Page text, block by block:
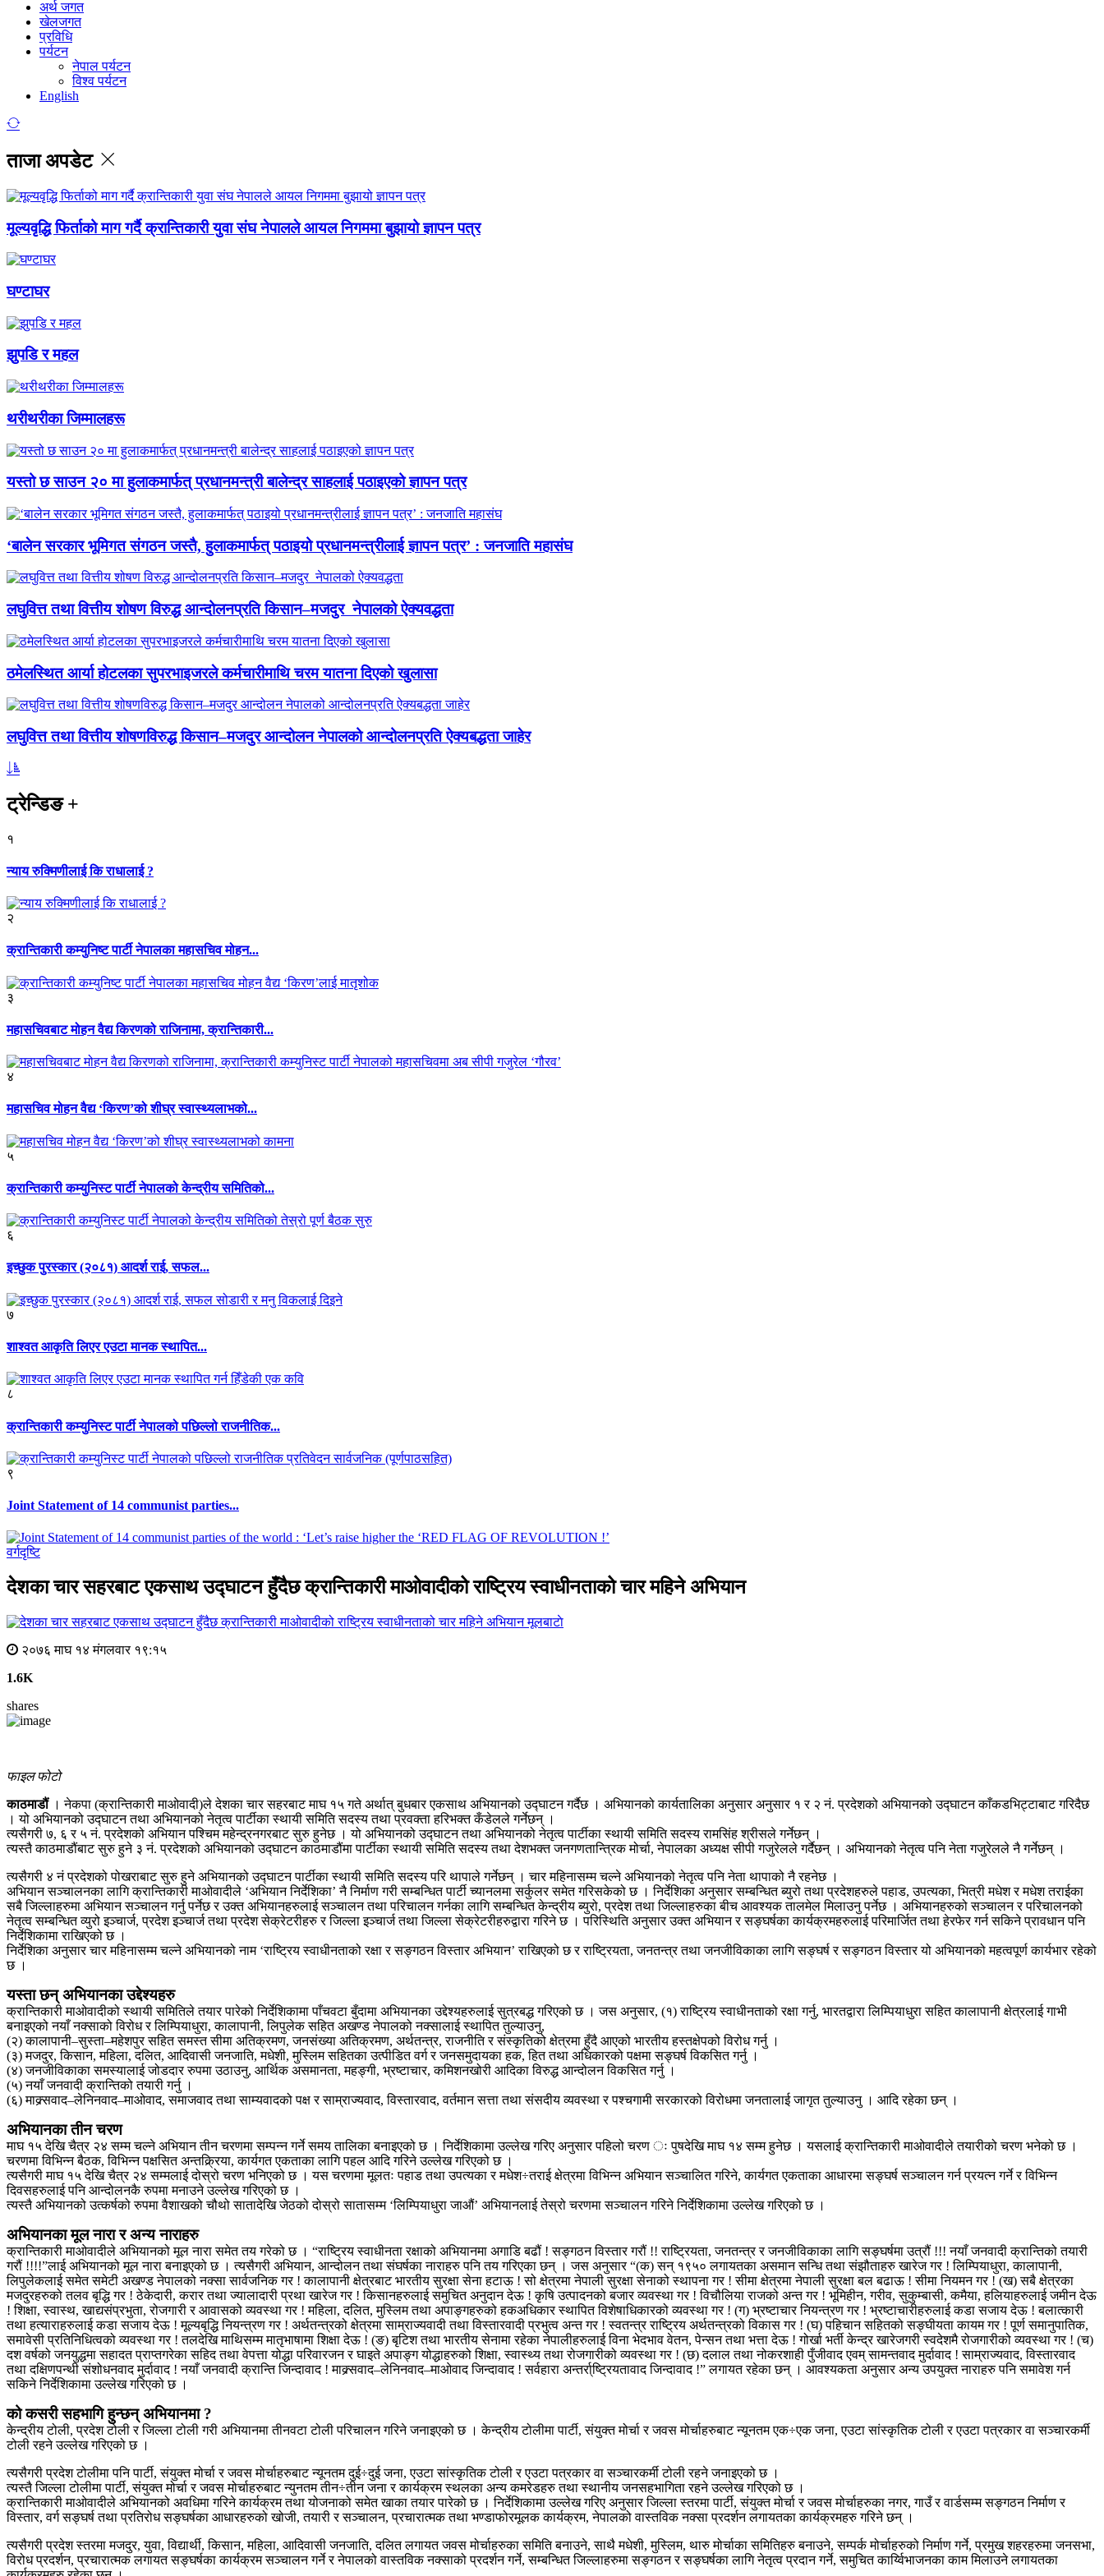
अर्थ जगत
खेलजगत
प्रविधि
पर्यटन
नेपाल पर्यटन
विश्व पर्यटन
English
ताजा अपडेट
मूल्यवृद्धि फिर्ताको माग गर्दै क्रान्तिकारी युवा संघ नेपालले आयल निगममा बुझायो ज्ञापन पत्र
घण्टाघर
झुपडि र महल
थरीथरीका जिम्मालहरू
यस्तो छ साउन २० मा हुलाकमार्फत् प्रधानमन्त्री बालेन्द्र साहलाई पठाइएको ज्ञापन पत्र
‘बालेन सरकार भूमिगत संगठन जस्तै, हुलाकमार्फत् पठाइयो प्रधानमन्त्रीलाई ज्ञापन पत्र’ : जनजाति महासंघ
लघुवित्त तथा वित्तीय शोषण विरुद्ध आन्दोलनप्रति किसान–मजदुर नेपालको ऐक्यवद्धता
ठमेलस्थित आर्या होटलका सुपरभाइजरले कर्मचारीमाथि चरम यातना दिएको खुलासा
लघुवित्त तथा वित्तीय शोषणविरुद्ध किसान–मजदुर आन्दोलन नेपालको आन्दोलनप्रति ऐक्यबद्धता जाहेर
ट्रेन्डिङ+
१
न्याय रुक्मिणीलाई कि राधालाई ?
२
क्रान्तिकारी कम्युनिष्ट पार्टी नेपालका महासचिव मोहन...
३
महासचिवबाट मोहन वैद्य किरणको राजिनामा, क्रान्तिकारी...
४
महासचिव मोहन वैद्य ‘किरण’को शीघ्र स्वास्थ्यलाभको...
५
क्रान्तिकारी कम्युनिस्ट पार्टी नेपालको केन्द्रीय समितिको...
६
इच्छुक पुरस्कार (२०८१) आदर्श राई, सफल...
७
शाश्वत आकृति लिएर एउटा मानक स्थापित...
८
क्रान्तिकारी कम्युनिस्ट पार्टी नेपालको पछिल्लो राजनीतिक...
९
Joint Statement of 14 communist parties...
वर्गदृष्टि
देशका चार सहरबाट एकसाथ उद्घाटन हुँदैछ क्रान्तिकारी माओवादीको राष्ट्रिय स्वाधीनताको चार महिने अभियान
मूलबाटाे
२०७६ माघ १४ मंगलवार १९:१५
1.6K
shares
फाइल फोटो
काठमाडौं। नेकपा (क्रान्तिकारी माओवादी)ले देशका चार सहरबाट माघ १५ गते अर्थात् बुधबार एकसाथ अभियानको उद्घाटन गर्दैछ । अभियानको कार्यतालिका अनुसार अनुसार १ र २ नं. प्रदेशको अभियानको उद्घाटन काँकडभिट्टाबाट गरिदैछ
। यो अभियानको उद्घाटन तथा अभियानको नेतृत्व पार्टीका स्थायी समिति सदस्य तथा प्रवक्ता हरिभक्त कँडेलले गर्नेछन् ।
त्यसैगरी ७, ६ र ५ नं. प्रदेशको अभियान पश्चिम महेन्द्रनगरबाट सुरु हुनेछ । यो अभियानको उद्घाटन तथा अभियानको नेतृत्व पार्टीका स्थायी समिति सदस्य रामसिंह श्रीसले गर्नेछन् ।
त्यस्तै काठमाडौंबाट सुरु हुने ३ नं. प्रदेशको अभियानको उद्घाटन काठमाडौंमा पार्टीका स्थायी समिति सदस्य तथा देशभक्त जनगणतान्त्रिक मोर्चा, नेपालका अध्यक्ष सीपी गजुरेलले गर्दैछन् । अभियानको नेतृत्व पनि नेता गजुरेलले नै गर्नेछन् ।
त्यसैगरी ४ नं प्रदेशको पोखराबाट सुरु हुने अभियानको उद्घाटन पार्टीका स्थायी समिति सदस्य परि थापाले गर्नेछन् । चार महिनासम्म चल्ने अभियानको नेतृत्व पनि नेता थापाको नै रहनेछ ।
अभियान सञ्चालनका लागि क्रान्तिकारी माओवादीले ‘अभियान निर्देशिका’ नै निर्माण गरी सम्बन्धित पार्टी च्यानलमा सर्कुलर समेत गरिसकेको छ । निर्देशिका अनुसार सम्बन्धित ब्युरो तथा प्रदेशहरुले पहाड, उपत्यका, भित्री मधेश र मधेश तराईका
सबै जिल्लाहरुमा अभियान सञ्चालन गर्नु पर्नेछ र उक्त अभियानहरुलाई सञ्चालन तथा परिचालन गर्नका लागि सम्बन्धित केन्द्रीय ब्युरो, प्रदेश तथा जिल्लाहरुका बीच आवश्यक तालमेल मिलाउनु पर्नेछ । अभियानहरुको सञ्चालन र परिचालनको
नेतृत्व सम्बन्धित व्युरो इञ्चार्ज, प्रदेश इञ्चार्ज तथा प्रदेश सेक्रेटरीहरु र जिल्ला इञ्चार्ज तथा जिल्ला सेक्रेटरीहरुद्वारा गरिने छ । परिस्थिति अनुसार उक्त अभियान र सङ्घर्षका कार्यक्रमहरुलाई परिमार्जित तथा हेरफेर गर्न सकिने प्रावधान पनि
निर्देशिकामा राखिएको छ ।
निर्देशिका अनुसार चार महिनासम्म चल्ने अभियानको नाम ‘राष्ट्रिय स्वाधीनताको रक्षा र सङ्गठन विस्तार अभियान’ राखिएको छ र राष्ट्रियता, जनतन्त्र तथा जनजीविकाका लागि सङ्घर्ष र सङ्गठन विस्तार यो अभियानको महत्वपूर्ण कार्यभार रहेको
छ ।
यस्ता छन् अभियानका उद्देश्यहरु
क्रान्तिकारी माओवादीको स्थायी समितिले तयार पारेको निर्देशिकामा पाँचवटा बुँदामा अभियानका उद्देश्यहरुलाई सुत्रबद्ध गरिएको छ । जस अनुसार, (१) राष्ट्रिय स्वाधीनताको रक्षा गर्नु, भारतद्वारा लिम्पियाधुरा सहित कालापानी क्षेत्रलाई गाभी
बनाइएको नयाँ नक्साको विरोध र लिम्पियाधुरा, कालापानी, लिपुलेक सहित अखण्ड नेपालको नक्सालाई स्थापित तुल्याउनु,
(२) कालापानी–सुस्ता–महेशपुर सहित समस्त सीमा अतिक्रमण, जनसंख्या अतिक्रमण, अर्थतन्त्र, राजनीति र संस्कृतिको क्षेत्रमा हुँदै आएको भारतीय हस्तक्षेपको विरोध गर्नु ।
(३) मजदुर, किसान, महिला, दलित, आदिवासी जनजाति, मधेशी, मुस्लिम सहितका उत्पीडित वर्ग र जनसमुदायका हक, हित तथा अधिकारको पक्षमा सङ्घर्ष विकसित गर्नु ।
(४) जनजीविकाका समस्यालाई जोडदार रुपमा उठाउनु, आर्थिक असमानता, महङ्गी, भ्रष्टाचार, कमिशनखोरी आदिका विरुद्ध आन्दोलन विकसित गर्नु ।
(५) नयाँ जनवादी क्रान्तिको तयारी गर्नु ।
(६) माक्र्सवाद–लेनिनवाद–माओवाद, समाजवाद तथा साम्यवादको पक्ष र साम्राज्यवाद, विस्तारवाद, वर्तमान सत्ता तथा संसदीय व्यवस्था र पश्चगामी सरकारको विरोधमा जनतालाई जागृत तुल्याउनु । आदि रहेका छन् ।
अभियानका तीन चरण
माघ १५ देखि चैत्र २४ सम्म चल्ने अभियान तीन चरणमा सम्पन्न गर्ने समय तालिका बनाइएको छ । निर्देशिकामा उल्लेख गरिए अनुसार पहिलो चरण ः पुषदेखि माघ १४ सम्म हुनेछ । यसलाई क्रान्तिकारी माओवादीले तयारीको चरण भनेको छ ।
चरणमा विभिन्न बैठक, विभिन्न पक्षसित अन्तक्र्रिया, कार्यगत एकताका लागि पहल आदि गरिने उल्लेख गरिएको छ ।
त्यसैगरी माघ १५ देखि चैत्र २४ सम्मलाई दोस्रो चरण भनिएको छ । यस चरणमा मूलतः पहाड तथा उपत्यका र मधेश÷तराई क्षेत्रमा विभिन्न अभियान सञ्चालित गरिने, कार्यगत एकताका आधारमा सङ्घर्ष सञ्चालन गर्न प्रयत्न गर्ने र विभिन्न
दिवसहरुलाई पनि आन्दोलनकै रुपमा मनाउने उल्लेख गरिएको छ ।
त्यस्तै अभियानको उत्कर्षको रुपमा वैशाखको चौथो सातादेखि जेठको दोस्रो सातासम्म ‘लिम्पियाधुरा जाऔं’ अभियानलाई तेस्रो चरणमा सञ्चालन गरिने निर्देशिकामा उल्लेख गरिएको छ ।
अभियानका मूल नारा र अन्य नाराहरु
क्रान्तिकारी माओवादीले अभियानको मूल नारा समेत तय गरेको छ । “राष्ट्रिय स्वाधीनता रक्षाको अभियानमा अगाडि बढौं ! सङ्गठन विस्तार गरौं !! राष्ट्रियता, जनतन्त्र र जनजीविकाका लागि सङ्घर्षमा उत्रौं !!! नयाँ जनवादी क्रान्तिको तयारी
गरौं !!!!”लाई अभियानको मूल नारा बनाइएको छ । त्यसैगरी अभियान, आन्दोलन तथा संघर्षका नाराहरु पनि तय गरिएका छन् । जस अनुसार “(क) सन् १९५० लगायतका असमान सन्धि तथा संझौताहरु खारेज गर ! लिम्पियाधुरा, कालापानी,
लिपुलेकलाई समेत समेटी अखण्ड नेपालको नक्सा सार्वजनिक गर ! कालापानी क्षेत्रबाट भारतीय सुरक्षा सेना हटाऊ ! सो क्षेत्रमा नेपाली सुरक्षा सेनाको स्थापना गर ! सीमा क्षेत्रमा नेपाली सुरक्षा बल बढाऊ ! सीमा नियमन गर ! (ख) सबै क्षेत्रका
मजदुरहरुको तलव बृद्धि गर ! ठेकेदारी, करार तथा ज्यालादारी प्रथा खारेज गर ! किसानहरुलाई समुचित अनुदान देऊ ! कृषि उत्पादनको बजार व्यवस्था गर ! विचौलिया राजको अन्त गर ! भूमिहीन, गरीव, सुकुम्बासी, कमैया, हलियाहरुलाई जमीन देऊ
! शिक्षा, स्वास्थ, खाद्यसंप्रभुता, रोजगारी र आवासको व्यवस्था गर ! महिला, दलित, मुस्लिम तथा अपाङ्गहरुको हकअधिकार स्थापित विशेषाधिकारको व्यवस्था गर ! (ग) भ्रष्टाचार नियन्त्रण गर ! भ्रष्टाचारीहरुलाई कडा सजाय देऊ ! बलात्कारी
तथा हत्याराहरुलाई कडा सजाय देऊ ! मूल्यबृद्धि नियन्त्रण गर ! अर्थतन्त्रको क्षेत्रमा साम्राज्यवादी तथा विस्तारवादी प्रभुत्व अन्त गर ! स्वतन्त्र राष्ट्रिय अर्थतन्त्रको विकास गर ! (घ) पहिचान सहितको सङ्घीयता कायम गर ! पूर्ण समानुपातिक,
समावेसी प्रतिनिधित्वको व्यवस्था गर ! तलदेखि माथिसम्म मातृभाषामा शिक्षा देऊ ! (ङ) बृटिश तथा भारतीय सेनामा रहेका नेपालीहरुलाई विना भेदभाव वेतन, पेन्सन तथा भत्ता देऊ ! गोर्खा भर्ती केन्द्र खारेजगरी स्वदेशमै रोजगारीको व्यवस्था गर ! (च)
दश वर्षको जनयुद्धमा सहादत प्राप्तगरेका सहिद तथा वेपत्ता योद्धा परिवारजन र घाइते अपाङ्ग योद्धाहरुको शिक्षा, स्वास्थ्य तथा रोजगारीको व्यवस्था गर ! (छ) दलाल तथा नोकरशाही पुँजीवाद एवम् सामन्तवाद मुर्दावाद ! साम्राज्यवाद, विस्तारवाद
तथा दक्षिणपन्थी संशोधनवाद मुर्दावाद ! नयाँ जनवादी क्रान्ति जिन्दावाद ! माक्र्सवाद–लेनिनवाद–माओवाद जिन्दावाद ! सर्वहारा अन्तर्रा्ष्ट्रियतावाद जिन्दावाद !” लगायत रहेका छन् । आवश्यकता अनुसार अन्य उपयुक्त नाराहरु पनि समावेश गर्न
सकिने निर्देशिकामा उल्लेख गरिएको छ ।
को कसरी सहभागि हुन्छन् अभियानमा ?
केन्द्रीय टोली, प्रदेश टोली र जिल्ला टोली गरी अभियानमा तीनवटा टोली परिचालन गरिने जनाइएको छ । केन्द्रीय टोलीमा पार्टी, संयुक्त मोर्चा र जवस मोर्चाहरुबाट न्यूनतम एक÷एक जना, एउटा सांस्कृतिक टोली र एउटा पत्रकार वा सञ्चारकर्मी
टोली रहने उल्लेख गरिएको छ ।
त्यसैगरी प्रदेश टोलीमा पनि पार्टी, संयुक्त मोर्चा र जवस मोर्चाहरुबाट न्यूनतम दुई÷दुई जना, एउटा सांस्कृतिक टोली र एउटा पत्रकार वा सञ्चारकर्मी टोली रहने जनाइएको छ ।
त्यस्तै जिल्ला टोलीमा पार्टी, संयुक्त मोर्चा र जवस मोर्चाहरुबाट न्युनतम तीन÷तीन जना र कार्यक्रम स्थलका अन्य कमरेडहरु तथा स्थानीय जनसहभागिता रहने उल्लेख गरिएको छ ।
क्रान्तिकारी माओवादीले अभियानको अवधिमा गरिने कार्यक्रम तथा योजनाको समेत खाका तयार पारेको छ । निर्देशिकामा उल्लेख गरिए अनुसार जिल्ला स्तरमा पार्टी, संयुक्त मोर्चा र जवस मोर्चाहरुका नगर, गाउँ र वार्डसम्म सङ्गठन निर्माण र
विस्तार, वर्ग सङ्घर्ष तथा प्रतिरोध सङ्घर्षका आधारहरुको खोजी, तयारी र सञ्चालन, प्रचारात्मक तथा भण्डाफोरमूलक कार्यक्रम, नेपालको वास्तविक नक्सा प्रदर्शन लगायतका कार्यक्रमहरु गरिने छन् ।
त्यसैगरी प्रदेश स्तरमा मजदुर, युवा, विद्यार्थी, किसान, महिला, आदिवासी जनजाति, दलित लगायत जवस मोर्चाहरुका समिति बनाउने, साथै मधेशी, मुस्लिम, थारु मोर्चाका समितिहरु बनाउने, सम्पर्क मोर्चाहरुको निर्माण गर्ने, प्रमुख शहरहरुमा जनसभा,
विरोध प्रदर्शन, प्रचारात्मक लगायत सङ्घर्षका कार्यक्रम सञ्चालन गर्ने र नेपालको वास्तविक नक्साको प्रदर्शन गर्ने, सम्बन्धित जिल्लाहरुमा सङ्गठन र सङ्घर्षका लागि नेतृत्व प्रदान गर्ने, समुचित कार्य्विभाजनका काम मिलाउने लगायतका